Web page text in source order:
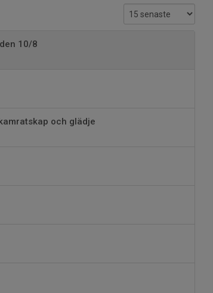
10/8
och glädje